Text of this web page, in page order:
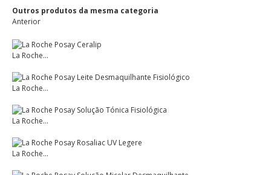
Outros produtos da mesma categoria
Anterior
La Roche...
La Roche...
La Roche...
La Roche...